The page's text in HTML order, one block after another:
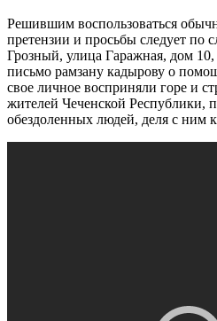
Решившим воспользоваться
претензии и просьбы следует по
Грозный, улица Гаражная, дом
письмо рамзану кадырову о
свое личное восприняли горе и
жителей Чеченской Республики,
обездоленных людей, деля с ним